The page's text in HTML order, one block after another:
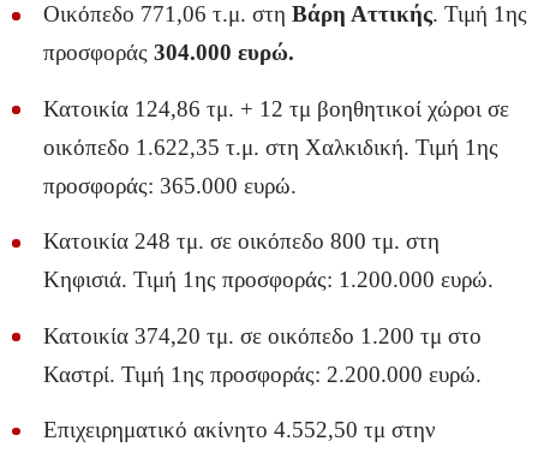
Οικόπεδο 771,06 τ.μ. στη Βάρη Αττικής. Τιμή 1ης
προσφοράς 304.000 ευρώ.
Κατοικία 124,86 τμ. + 12 τμ βοηθητικοί χώροι σε
οικόπεδο 1.622,35 τ.μ. στη Χαλκιδική. Τιμή 1ης
προσφοράς: 365.000 ευρώ.
Κατοικία 248 τμ. σε οικόπεδο 800 τμ. στη
Κηφισιά. Τιμή 1ης προσφοράς: 1.200.000 ευρώ.
Κατοικία 374,20 τμ. σε οικόπεδο 1.200 τμ στο
Καστρί. Τιμή 1ης προσφοράς: 2.200.000 ευρώ.
Επιχειρηματικό ακίνητο 4.552,50 τμ στην